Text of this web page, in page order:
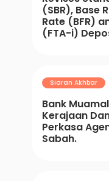
(SBR), Base
Rate (BFR)
(FTA-i)
Siaran Akhbar
Bank
Kerajaan
Perkasa
Sabah.